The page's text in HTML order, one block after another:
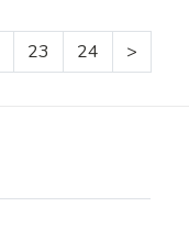
23 24 >